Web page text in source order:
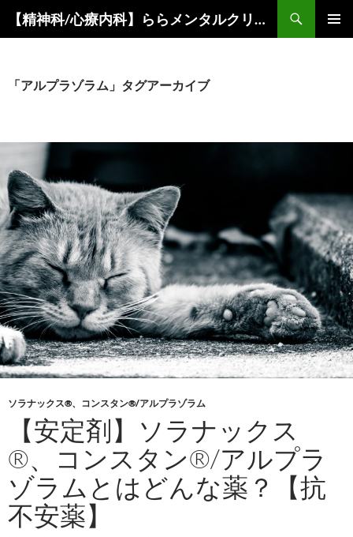
キ
プ
【精神科/心療内科】ららメンタルクリニック
「アルプラゾラム」タグアーカイブ
ソラナックス®、コンスタン®/アルプラゾラム
【安定剤】ソラナックス
®、コンスタン®/アルプラ
ゾラムとはどんな薬？【抗
不安薬】